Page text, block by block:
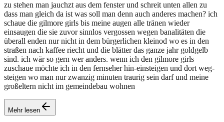
zu stehen man jauchzt aus dem fenster und schreit unten allen zu
dass man gleich da ist was soll man denn auch anderes machen? ich
schaue die gilmore girls bis meine augen alle tränen wieder
einsaugen die sie zuvor sinnlos vergossen wegen banalitäten die
überall enden nur nicht in dem bürgerlichen kleinod wo es in den
straßen nach kaffee riecht und die blätter das ganze jahr goldgelb
sind. ich wär so gern wer anders. wenn ich den gilmore girls
zuschaue möchte ich in den fernseher hin-einsteigen und dort weg-
steigen wo man nur zwanzig minuten traurig sein darf und meine
großeltern nicht im gemeindebau wohnen
Mehr lesen